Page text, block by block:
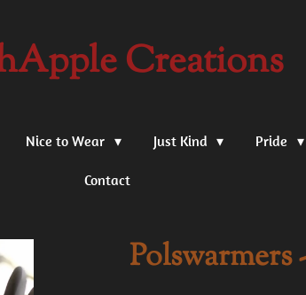
Creations
Nice to Wear Just Kind Pride
Contact
Polswarmers